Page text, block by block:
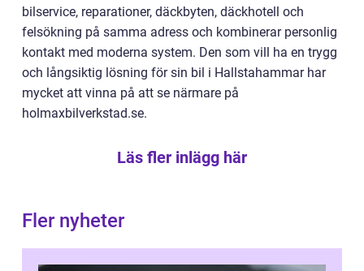
bilservice, reparationer, däckbyten, däckhotell och
felsökning på samma adress och kombinerar personlig
kontakt med moderna system. Den som vill ha en trygg
och långsiktig lösning för sin bil i Hallstahammar har
mycket att vinna på att se närmare på
holmaxbilverkstad.se.
Läs fler inlägg här
Fler nyheter